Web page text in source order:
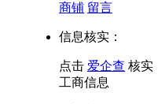
商铺 留言
信息核实：
点击 爱企查 核实
工商信息